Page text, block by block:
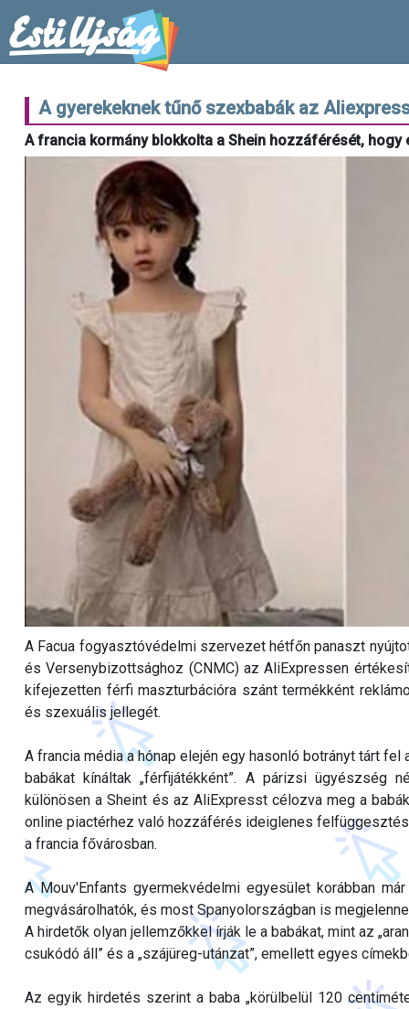
A gyerekeknek tűnő szexbabák az
A francia kormány blokkolta a Shein hozzáférését,
A Facua fogyasztóvédelmi szervezet hétfőn panaszt
és Versenybizottsághoz (CNMC) az AliExpressen
kifejezetten férfi maszturbációra szánt termékként
és szexuális jellegét.
A francia média a hónap elején egy hasonló botrányt tárt fel
babákat kínáltak „férfijátékként”. A párizsi ügyészség
különösen a Sheint és az AliExpresst célozva meg a
online piactérhez való hozzáférés ideiglenes
a francia fővárosban.
A Mouv'Enfants gyermekvédelmi egyesület korábban
megvásárolhatók, és most Spanyolországban is
A hirdetők olyan jellemzőkkel írják le a babákat, mint az
csukódó áll” és a „szájüreg-utánzat”, emellett egyes
Az egyik hirdetés szerint a baba „körülbelül 120